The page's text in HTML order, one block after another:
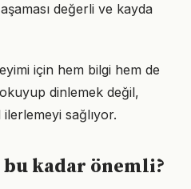
değerli ve kayda
için hem bilgi hem de
dinlemek değil,
sağlıyor.
bu kadar önemli?